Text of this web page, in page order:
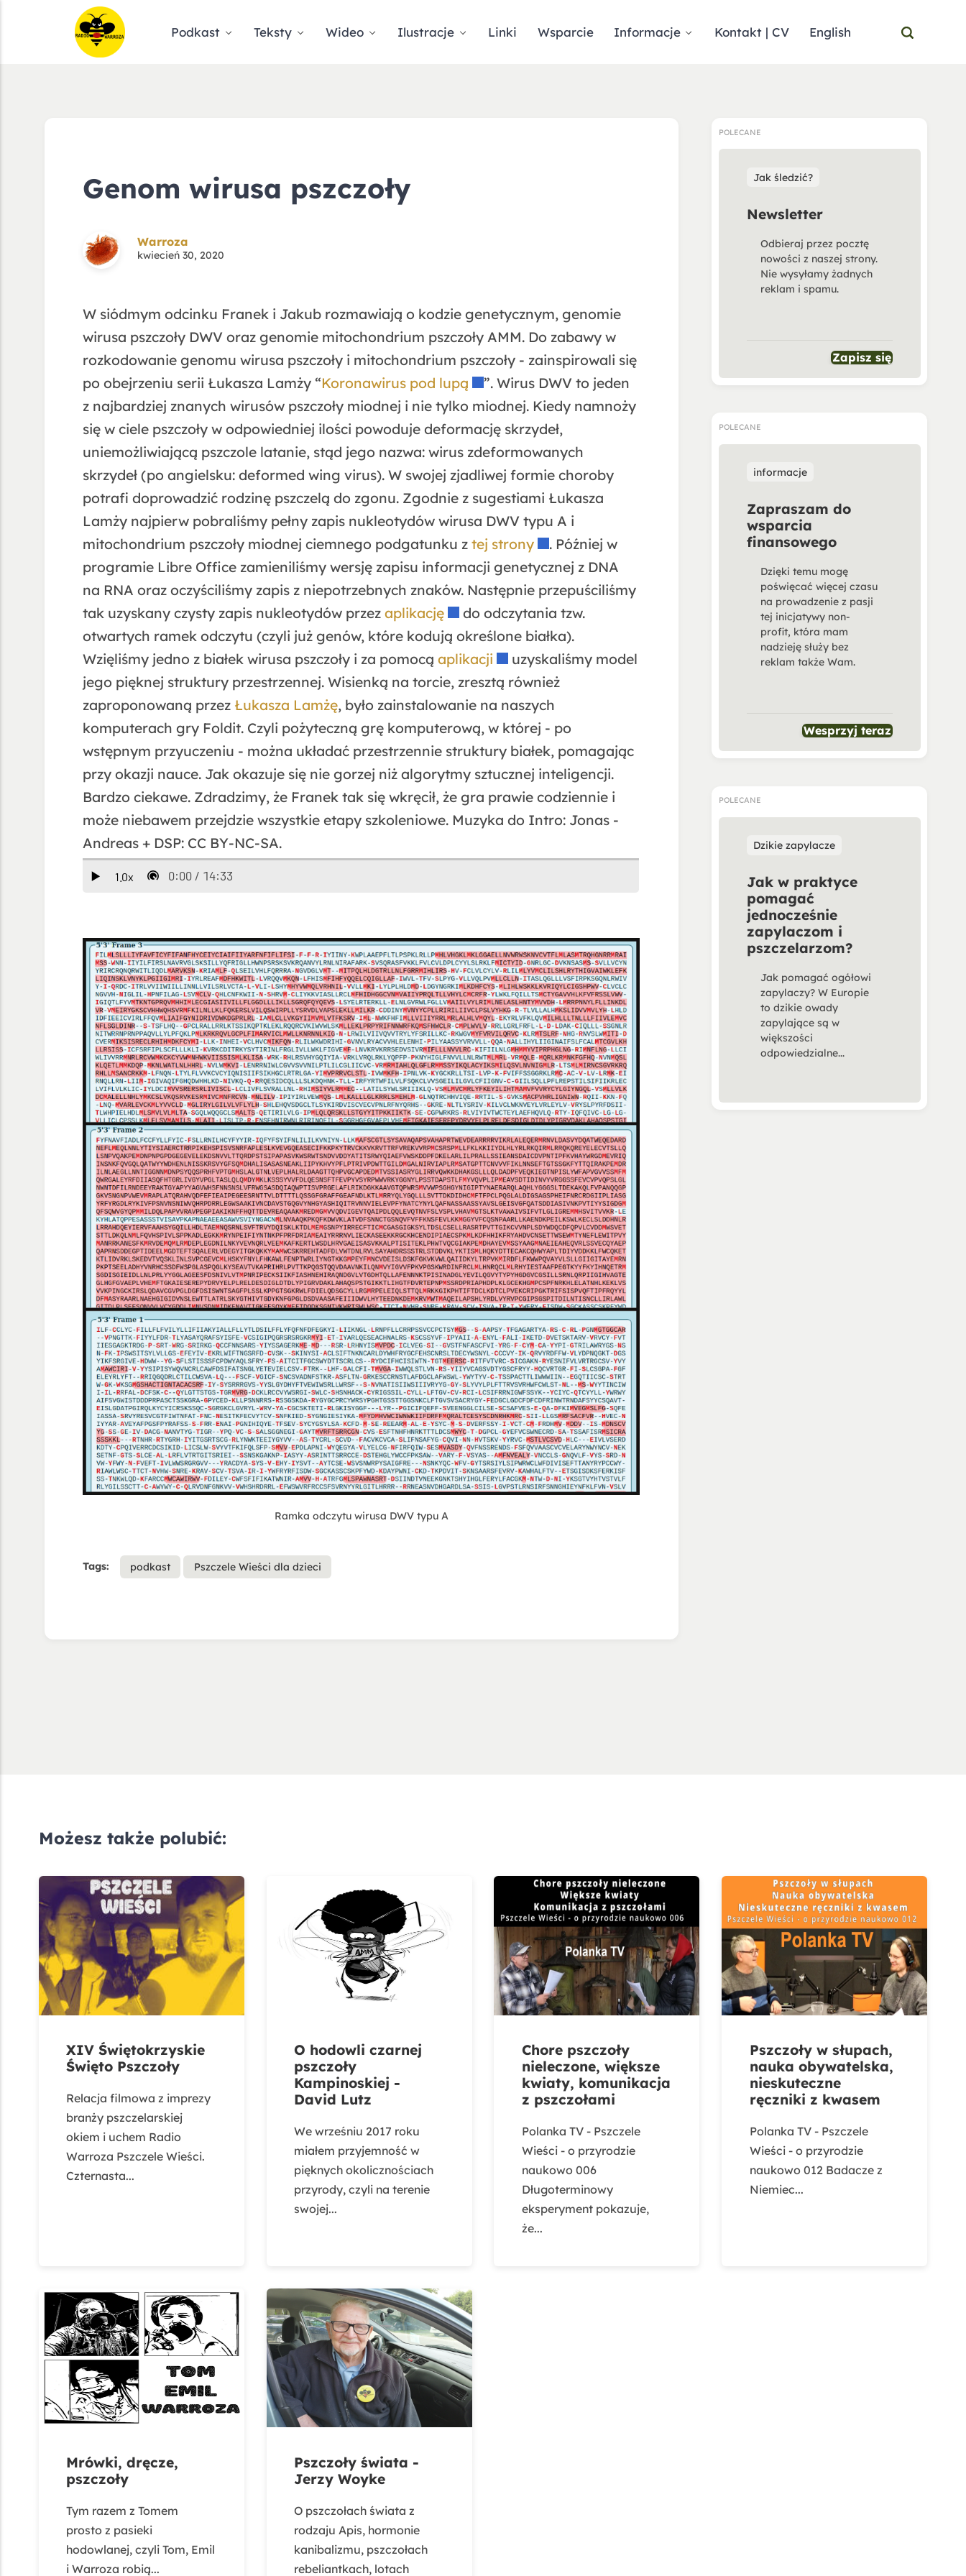
Podkast Teksty Wideo Ilustracje Linki Wsparcie Informacje Kontakt | CV English
Genom wirusa pszczoły
Warroza
kwiecień 30, 2020
W siódmym odcinku Franek i Jakub rozmawiają o kodzie genetycznym, genomie
wirusa pszczoły DWV oraz genomie mitochondrium pszczoły AMM. Do zabawy w
rozkodowanie genomu wirusa pszczoły i mitochondrium pszczoły - zainspirowali się
po obejrzeniu serii Łukasza Lamży “Koronawirus pod lupą
”. Wirus DWV to jeden
z najbardziej znanych wirusów pszczoły miodnej i nie tylko miodnej. Kiedy namnoży
się w ciele pszczoły w odpowiedniej ilości powoduje deformację skrzydeł,
uniemożliwiającą pszczole latanie, stąd jego nazwa: wirus zdeformowanych
skrzydeł (po angielsku: deformed wing virus). W swojej zjadliwej formie choroby
potrafi doprowadzić rodzinę pszczelą do zgonu. Zgodnie z sugestiami Łukasza
Lamży najpierw pobraliśmy pełny zapis nukleotydów wirusa DWV typu A i
mitochondrium pszczoły miodnej ciemnego podgatunku ztej strony
. Później w
programie Libre Office zamieniliśmy wersję zapisu informacji genetycznej z DNA
na RNA oraz oczyściliśmy zapis z niepotrzebnych znaków. Następnie przepuściliśmy
tak uzyskany czysty zapis nukleotydów przezaplikację
do odczytania tzw.
otwartych ramek odczytu (czyli już genów, które kodują określone białka).
Wzięliśmy jedno z białek wirusa pszczoły i za pomocąaplikacji
uzyskaliśmy model
jego pięknej struktury przestrzennej. Wisienką na torcie, zresztą również
zaproponowaną przez Łukasza Lamżę, było zainstalowanie na naszych
komputerach gry Foldit. Czyli pożyteczną grę komputerową, w której - po
wstępnym przyuczeniu - można układać przestrzennie struktury białek, pomagając
przy okazji nauce. Jak okazuje się nie gorzej niż algorytmy sztucznej inteligencji.
Bardzo ciekawe. Zdradzimy, że Franek tak się wkręcił, że gra prawie codziennie i
może niebawem przejdzie wszystkie etapy szkoleniowe. Muzyka do Intro: Jonas -
Andreas + DSP: CC BY-NC-SA.
Ramka odczytu wirusa DWV typu A
Tags: podkast Pszczele Wieści dla dzieci
POLECANE
Jak śledzić?
Newsletter
Odbieraj przez pocztę
nowości z naszej strony.
Nie wysyłamy żadnych
reklam i spamu.
Zapisz się
POLECANE
informacje
Zapraszam do
wsparcia
finansowego
Dzięki temu mogę
poświęcać więcej czasu
na prowadzenie z pasji
tej inicjatywy non-
profit, która mam
nadzieję służy bez
reklam także Wam.
Wesprzyj teraz
POLECANE
Dzikie zapylacze
Jak w praktyce
pomagać
jednocześnie
zapylaczom i
pszczelarzom?
Jak pomagać ogółowi
zapylaczy? W Europie
to dzikie owady
zapylające są w
większości
odpowiedzialne...
Możesz także polubić:
XIV Świętokrzyskie
Święto Pszczoły
Relacja filmowa z imprezy
branży pszczelarskiej
okiem i uchem Radio
Warroza Pszczele Wieści.
Czternasta...
O hodowli czarnej
pszczoły
Kampinoskiej -
David Lutz
We wrześniu 2017 roku
miałem przyjemność w
pięknych okolicznościach
przyrody, czyli na terenie
swojej...
Chore pszczoły
nieleczone, większe
kwiaty, komunikacja
z pszczołami
Polanka TV - Pszczele
Wieści - o przyrodzie
naukowo 006
Długoterminowy
eksperyment pokazuje,
że...
Pszczoły w słupach,
nauka obywatelska,
nieskuteczne
ręczniki z kwasem
Polanka TV - Pszczele
Wieści - o przyrodzie
naukowo 012 Badacze z
Niemiec...
Mrówki, dręcze,
pszczoły
Tym razem z Tomem
prosto z pasieki
hodowlanej, czyli Tom, Emil
i Warroza robią...
Pszczoły świata -
Jerzy Woyke
O pszczołach świata z
rodzaju Apis, hormonie
kanibalizmu, pszczołach
rebeliantkach, lotach